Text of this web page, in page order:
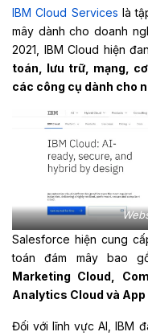
IBM Cloud Services là
mây dành cho doanh
2021, IBM Cloud hiện
toán, lưu trữ, mạng,
các công cụ dành cho
Salesforce hiện cung
toán đám mây bao
Marketing Cloud,
Analytics Cloud và App
Đối với lĩnh vực AI, IBM